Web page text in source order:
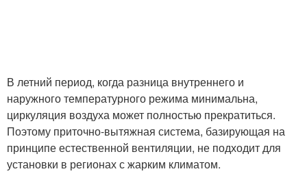
В летний период, когда разница внутреннего и
наружного температурного режима минимальна,
циркуляция воздуха может полностью прекратиться.
Поэтому приточно-вытяжная система, базирующая на
принципе естественной вентиляции, не подходит для
установки в регионах с жарким климатом.